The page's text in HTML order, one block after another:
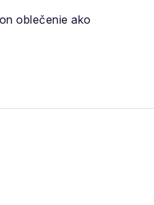
oblečenie ako